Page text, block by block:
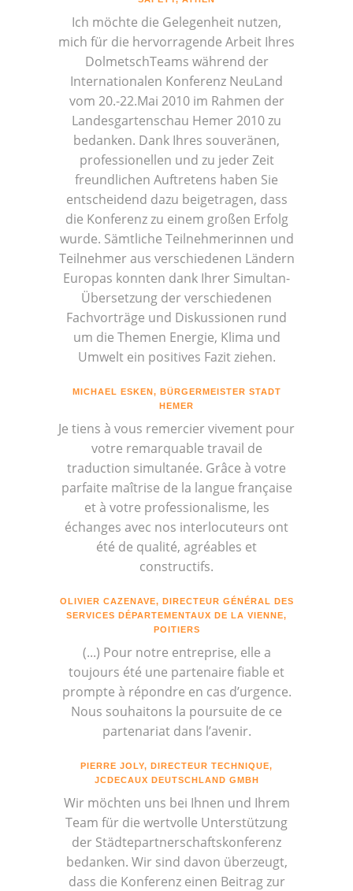
Ich möchte die Gelegenheit nutzen,
mich für die hervorragende Arbeit Ihres
DolmetschTeams während der
Internationalen Konferenz NeuLand
vom 20.-22.Mai 2010 im Rahmen der
Landesgartenschau Hemer 2010 zu
bedanken. Dank Ihres souveränen,
professionellen und zu jeder Zeit
freundlichen Auftretens haben Sie
entscheidend dazu beigetragen, dass
die Konferenz zu einem großen Erfolg
wurde. Sämtliche Teilnehmerinnen und
Teilnehmer aus verschiedenen Ländern
Europas konnten dank Ihrer Simultan-
Übersetzung der verschiedenen
Fachvorträge und Diskussionen rund
um die Themen Energie, Klima und
Umwelt ein positives Fazit ziehen.
MICHAEL ESKEN, BÜRGERMEISTER STADT
HEMER
Je tiens à vous remercier vivement pour
votre remarquable travail de
traduction simultanée. Grâce à votre
parfaite maîtrise de la langue française
et à votre professionalisme, les
échanges avec nos interlocuteurs ont
été de qualité, agréables et
constructifs.
OLIVIER CAZENAVE, DIRECTEUR GÉNÉRAL DES
SERVICES DÉPARTEMENTAUX DE LA VIENNE,
POITIERS
(...) Pour notre entreprise, elle a
toujours été une partenaire fiable et
prompte à répondre en cas d’urgence.
Nous souhaitons la poursuite de ce
partenariat dans l’avenir.
PIERRE JOLY, DIRECTEUR TECHNIQUE,
JCDECAUX DEUTSCHLAND GMBH
Wir möchten uns bei Ihnen und Ihrem
Team für die wertvolle Unterstützung
der Städtepartnerschaftskonferenz
bedanken. Wir sind davon überzeugt,
dass die Konferenz einen Beitrag zur